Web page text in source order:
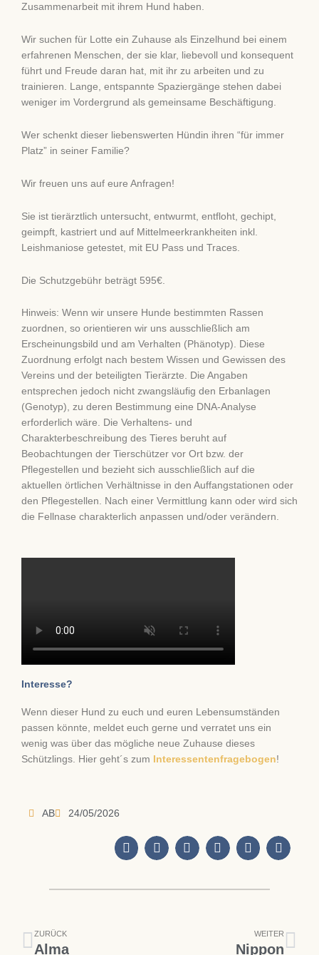
Zusammenarbeit mit ihrem Hund haben.
Wir suchen für Lotte ein Zuhause als Einzelhund bei einem
erfahrenen Menschen, der sie klar, liebevoll und konsequent
führt und Freude daran hat, mit ihr zu arbeiten und zu
trainieren. Lange, entspannte Spaziergänge stehen dabei
weniger im Vordergrund als gemeinsame Beschäftigung.
Wer schenkt dieser liebenswerten Hündin ihren “für immer
Platz” in seiner Familie?
Wir freuen uns auf eure Anfragen!
Sie ist tierärztlich untersucht, entwurmt, entfloht, gechipt,
geimpft, kastriert und auf Mittelmeerkrankheiten inkl.
Leishmaniose getestet, mit EU Pass und Traces.
Die Schutzgebühr beträgt 595€.
Hinweis: Wenn wir unsere Hunde bestimmten Rassen
zuordnen, so orientieren wir uns ausschließlich am
Erscheinungsbild und am Verhalten (Phänotyp). Diese
Zuordnung erfolgt nach bestem Wissen und Gewissen des
Vereins und der beteiligten Tierärzte. Die Angaben
entsprechen jedoch nicht zwangsläufig den Erbanlagen
(Genotyp), zu deren Bestimmung eine DNA-Analyse
erforderlich wäre. Die Verhaltens- und
Charakterbeschreibung des Tieres beruht auf
Beobachtungen der Tierschützer vor Ort bzw. der
Pflegestellen und bezieht sich ausschließlich auf die
aktuellen örtlichen Verhältnisse in den Auffangstationen oder
den Pflegestellen. Nach einer Vermittlung kann oder wird sich
die Fellnase charakterlich anpassen und/oder verändern.
Interesse?
Wenn dieser Hund zu euch und euren Lebensumständen
passen könnte, meldet euch gerne und verratet uns ein
wenig was über das mögliche neue Zuhause dieses
Schützlings. Hier geht´s zum
Interessentenfragebogen!
AB 24/05/2026
Zurück
ZURÜCK
Alma
WEITER
Nippon